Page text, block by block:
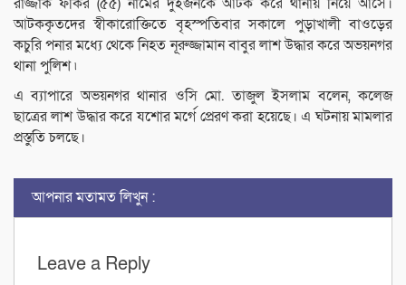
আটককৃতদের স্বীকারোক্তিতে বৃহস্পতিবার সকালে পুড়াখালী বাওড়ের
কচুরি পনার মধ্যে থেকে নিহত নূরুজ্জামান বাবুর লাশ উদ্ধার করে অভয়নগর
থানা পুলিশ ৷
এ ব্যাপারে অভয়নগর থানার ওসি মো. তাজুল ইসলাম বলেন, কলেজ
ছাত্রের লাশ উদ্ধার করে যশোর মর্গে প্রেরণ করা হয়েছে। এ ঘটনায় মামলার
প্রস্তুতি চলছে।
আপনার মতামত লিখুন :
Leave a Reply